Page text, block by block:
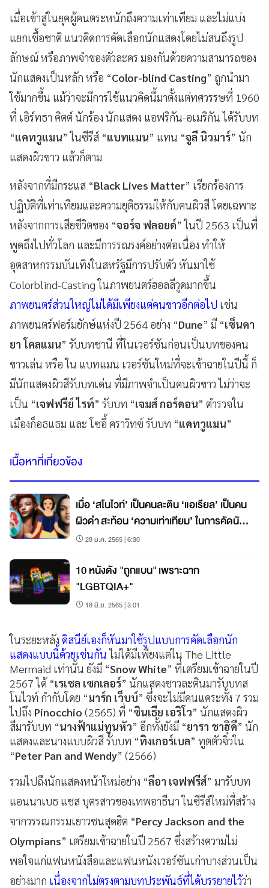
เมื่อเข้าสู่ในยุคผู้คนตระหนักถึงความเท่าเทียม และไม่แบ่ง
แยกเชื้อชาติ แนวคิดการคัดเลือกนักแสดงโดยไม่สนถึงรูป
ลักษณ์ หรือภาพจำของตัวละคร มองกันด้วยความสามารถของ
นักแสดงเป็นหลัก หรือ “Color-blind Casting” ถูกนำมา
ใช้มากขึ้น แม้ว่าจะมีการใช้แนวคิดนี้มาตั้งแต่ทศวรรษที่ 1960
ที่ เอิร์ทธา คิตต์ นักร้อง นักแสดง แอฟริกัน-อเมริกัน ได้รับบท
“แคทวูแมน” ในซีรีส์ “แบทแมน” แทน “จูลี นิวมาร์” นัก
แสดงผิวขาว แล้วก็ตาม
หลังจากที่มีกระแส “Black Lives Matter” เรียกร้องการ
ปฏิบัติที่เท่าเทียมและความยุติธรรมให้กับคนผิวสี โดยเฉพาะ
หลังจากการเสียชีวิตของ “จอร์จ ฟลอยด์” ในปี 2563 เป็นที่
พูดถึงไปทั่วโลก และมีการรณรงค์อย่างต่อเนื่อง ทำให้
อุตสาหกรรมบันเทิงในสหรัฐมีการปรับตัว หันมาใช้
Colorblind-Casting ในภาพยนตร์ฮอลลีวูดมากขึ้น
ภาพยนตร์ส่วนใหญ่ไม่ได้มีเพียงแต่คนขาวอีกต่อไป เช่น
ภาพยนตร์ฟอร์มยักษ์แห่งปี 2564 อย่าง “Dune” มี “เซ็นดา
ยา โคลแมน” รับบทชานี ที่ในเวอร์ชันก่อนเป็นบทของคน
ขาวเล่น หรือ ใน แบทแมน เวอร์ชันใหม่ที่จะเข้าฉายในปีนี้ ก็
มีนักแสดงผิวสีรับบทเด่น ที่มีภาพจำเป็นคนผิวขาว ไม่ว่าจะ
เป็น “เจฟฟรีย์ ไรท์” รับบท “เจมส์ กอร์ดอน” ตำรวจใน
เมืองก็อธแธม และ โซอี้ คราวิทซ์ รับบท “แคทวูแมน”
เนื้อหาที่เกี่ยวข้อง
เมื่อ ‘สโนไวท์’ เป็นคนละติน ‘แอเรียล’ เป็นคน
ผิวดำ สะท้อน ‘ความเท่าเทียม’ ในการคัดนัก
แสดง
28 ม.ค. 2565 | 6:30
10 หนังดัง "ถูกแบน" เพราะฉาก
"LGBTQIA+"
18 มิ.ย. 2565 | 3:01
ในระยะหลัง ดิสนีย์เองก็หันมาใช้รูปแบบการคัดเลือกนัก
แสดงแบบนี้ด้วยเช่นกันไม่ได้มีเพียงแต่ใน The Little
Mermaid เท่านั้น ยังมี “Snow White” ที่เตรียมเข้าฉายในปี
2567 ได้ “เรเชล เซกเลอร์” นักแสดงชาวละตินมารับบทส
โนไวท์ กำกับโดย “มาร์ก เว็บบ์” ซึ่งจะไม่มีคนแคระทั้ง 7 รวม
ไปถึง Pinocchio (2565) ที่ “ซินเธีย เอริโว” นักแสดงผิว
สีมารับบท “นางฟ้าแม่ทูนหัว” อีกทั้งยังมี “ยารา ชาฮิดี” นัก
แสดงและนางแบบผิวสี รับบท “ทิงเกอร์เบล” ทูตตัวจิ๋วใน
“Peter Pan and Wendy” (2566)
รวมไปถึงนักแสดงหน้าใหม่อย่าง “ลีอา เจฟฟรีส์” มารับบท
แอนนาเบธ แชส บุตรสาวของเทพอาธีนา ในซีรีส์ใหม่ที่สร้าง
จากวรรณกรรมเยาวชนสุดฮิต “Percy Jackson and the
Olympians” เตรียมเข้าฉายในปี 2567 ซึ่งสร้างความไม่
พอใจแก่แฟนหนังสือและแฟนหนังเวอร์ชันเก่าบางส่วนเป็น
อย่างมาก เนื่องจากไม่ตรงตามบทประพันธ์ที่ได้บรรยายไว้ว่า